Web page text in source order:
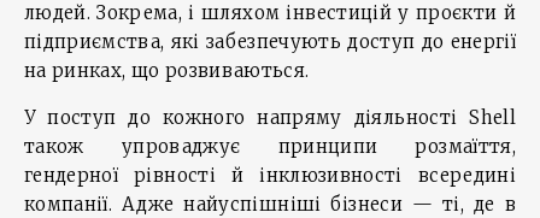
людей. Зокрема, і шляхом інвестицій у проєкти й
підприємства, які забезпечують доступ до енергії
на ринках, що розвиваються.
У поступ до кожного напряму діяльності Shell
також упроваджує принципи розмаїття,
гендерної рівності й інклюзивності всередині
компанії. Адже найуспішніші бізнеси — ті, де в